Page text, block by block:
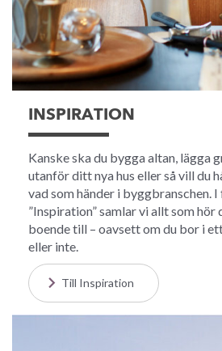
INSPIRATION
Kanske ska du bygga altan, lägga
utanför ditt nya hus eller så vill du
vad som händer i byggbranschen.
”Inspiration” samlar vi allt som hör
boende till – oavsett om du bor i
eller inte.
Till Inspiration